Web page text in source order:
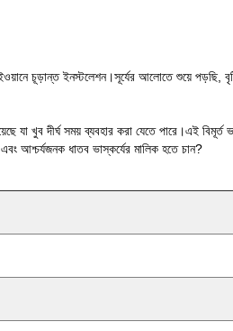
চূড়ান্ত ইনস্টলেশন।সূর্যের আলোতে শুয়ে পড়ছি,
খুব দীর্ঘ সময় ব্যবহার করা যেতে পারে।এই বিমূর্ত
আশ্চর্যজনক ধাতব ভাস্কর্যের মালিক হতে চান?